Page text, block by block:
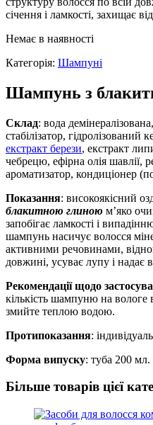
січення і ламкості, захищає
Немає в наявності
Категорія: Шампуні
Шампунь з
Склад: вода
стабілізатор, гідролізований
екстракт берези, екстракт
чебрецю, ефірна олія
ароматизатор, кондиціонер
Показання: високоякісний
блакитною глиною м’яко
запобігає ламкості і
шампунь насичує волосся
активними речовинами,
довжині, усуває лупу і надає
Рекомендації щодо
кількість шампуню на вологе
змийте теплою водою.
Протипоказання:
Форма випуску: туба 200 мл.
Більше товарів цієї